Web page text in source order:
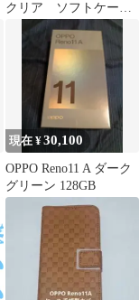
クリア ソフトケー
ス TPU素材 シンプ
現在 ¥30,100
OPPO Reno11 A ダーク
グリーン 128GB